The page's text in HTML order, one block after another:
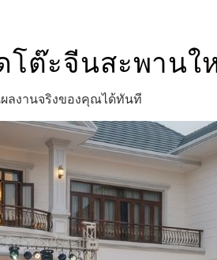
โต๊ะจีนสะพานใ
ลงานจริงของคุณได้ทันที